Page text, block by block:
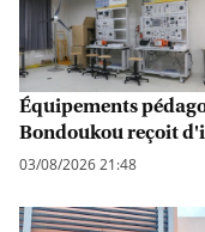
Équipements
Bondoukou reçoit
03/08/2026 21:48